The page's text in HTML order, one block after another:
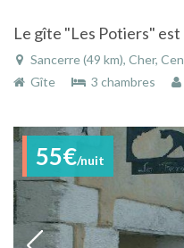
Sancerre (49 km), Cher,
Gîte
3 chambres
55€/nuit